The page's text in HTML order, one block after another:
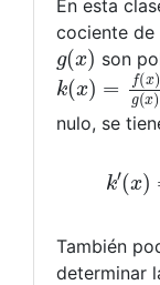
En esta
cociente de
g(x) son
k( ) = f x)g
nulo, se
También
determinar